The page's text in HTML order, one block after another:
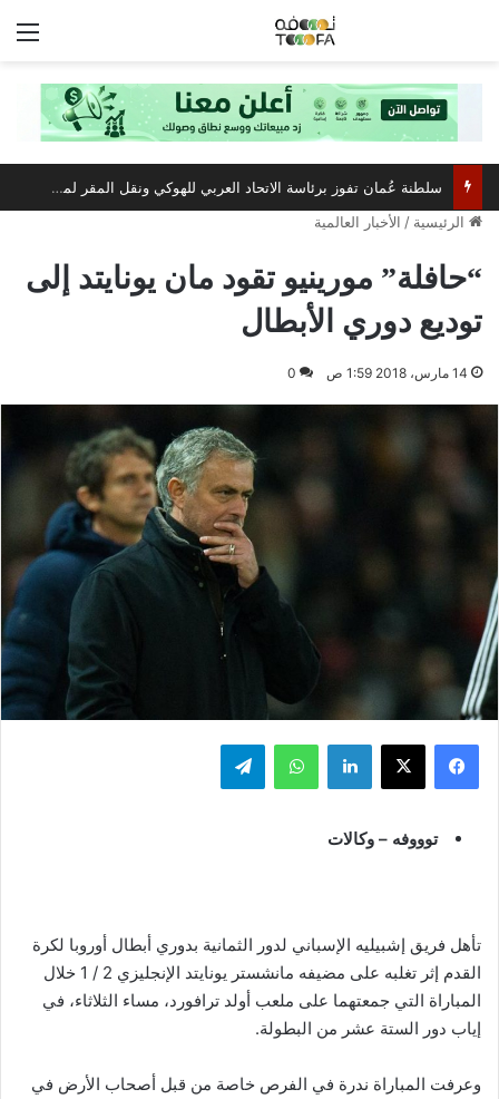
سلطنة عُمان تفوز برئاسة الاتحاد العربي للهوكي ونقل المقر لمسقط
الرئيسية / الأخبار العالمية
“حافلة” مورينيو تقود مان يونايتد إلى
توديع دوري الأبطال
14 مارس، 2018 1:59 ص 0
فيسبوك ‫X لينكدإن واتساب تيلقرام
توووفه – وكالات
تأهل فريق إشبيليه الإسباني لدور الثمانية بدوري أبطال أوروبا لكرة
القدم إثر تغلبه على مضيفه مانشستر يونايتد الإنجليزي 2 / 1 خلال
المباراة التي جمعتهما على ملعب أولد ترافورد، مساء الثلاثاء، في
إياب دور الستة عشر من البطولة.
وعرفت المباراة ندرة في الفرص خاصة من قبل أصحاب الأرض في